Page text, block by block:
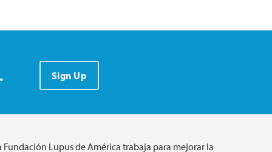
Sign Up
Fundación Lupus de América trabaja para mejorar la